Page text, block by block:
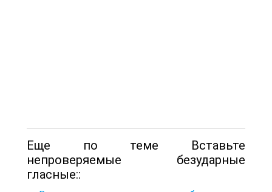
Еще по теме Вставьте
непроверяемые безударные
гласные::